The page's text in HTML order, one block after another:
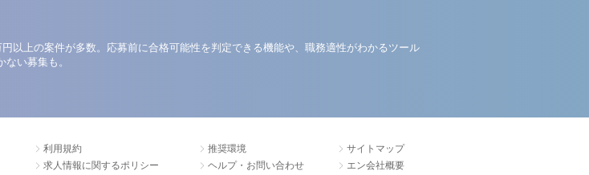
以上の案件が多数。応募前に合格可能性を判定できる機能や、職務適性がわかるツール
い募集も。
利用規約
求人情報に関するポリシー
推奨環境
ヘルプ・お問い合わせ
サイトマップ
エン会社概要